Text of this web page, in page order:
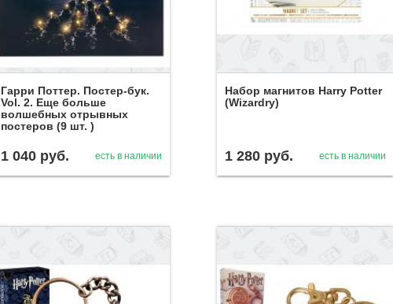
Гарри Поттер. Постер-бук.
Vol. 2. Еще больше
волшебных отрывных
постеров (9 шт. )
1 040 руб. есть в наличии
Набор магнитов Harry Potter
(Wizardry)
1 280 руб. есть в наличии